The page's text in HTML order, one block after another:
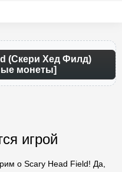
(Скери Хед Филд)
монеты]
игрой
о Scary Head Field! Да,